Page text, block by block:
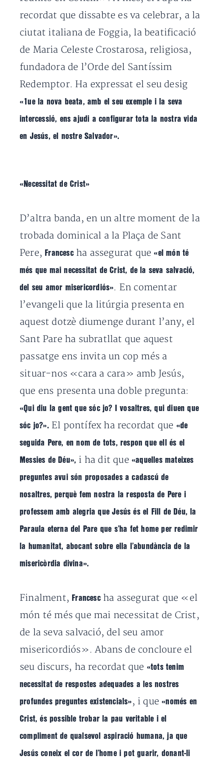
recordat que dissabte es va celebrar, a la
ciutat italiana de Foggia, la beatificació
de Maria Celeste Crostarosa, religiosa,
fundadora de l’Orde del Santíssim
Redemptor. Ha expressat el seu desig
«1ue la nova beata, amb el seu exemple i la seva
intercessió, ens ajudi a configurar tota la nostra vida
en Jesús, el nostre Salvador».
«Necessitat de Crist»
D’altra banda, en un altre moment de la
trobada dominical a la Plaça de Sant
Pere,Francesc ha assegurat que «el món té
més que mai necessitat de Crist, de la seva salvació,
del seu amor misericordiós». En comentar
l’evangeli que la litúrgia presenta en
aquest dotzè diumenge durant l’any, el
Sant Pare ha subratllat que aquest
passatge ens invita un cop més a
situar-nos «cara a cara» amb Jesús,
que ens presenta una doble pregunta:
«Qui diu la gent que sóc jo? I vosaltres, qui diuen que
sóc jo?». El pontífex ha recordat que «de
seguida Pere, en nom de tots, respon que ell és el
Messies de Déu», i ha dit que«aquelles mateixes
preguntes avui són proposades a cadascú de
nosaltres, perquè fem nostra la resposta de Pere i
professem amb alegria que Jesús és el Fill de Déu, la
Paraula eterna del Pare que s’ha fet home per redimir
la humanitat, abocant sobre ella l’abundància de la
misericòrdia divina».
Finalment,Francesc ha assegurat que «el
món té més que mai necessitat de Crist,
de la seva salvació, del seu amor
misericordiós».Abans de concloure el
seu discurs, ha recordat que «tots tenim
necessitat de respostes adequades a les nostres
profundes preguntes existencials» , i que«només en
Crist, és possible trobar la pau veritable i el
compliment de qualsevol aspiració humana, jaque
Jesús coneix el cor de l’home i pot guarir, donant-li